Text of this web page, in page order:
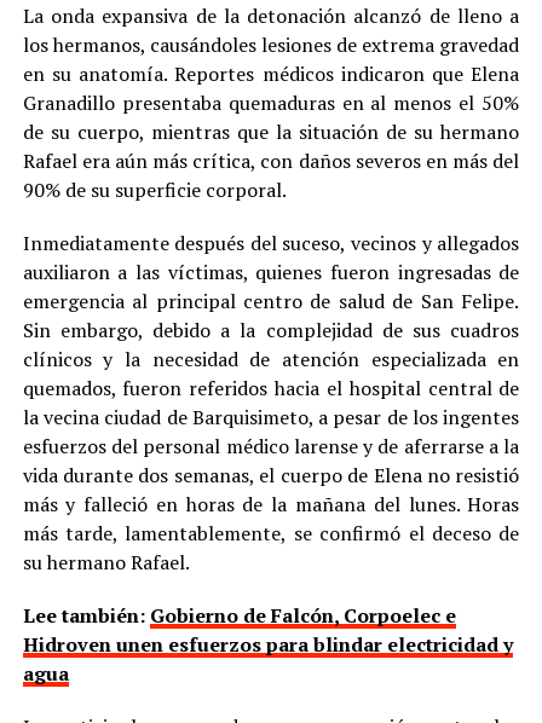
La onda expansiva de la detonación alcanzó de lleno a
los hermanos, causándoles lesiones de extrema gravedad
en su anatomía. Reportes médicos indicaron que Elena
Granadillo presentaba quemaduras en al menos el 50%
de su cuerpo, mientras que la situación de su hermano
Rafael era aún más crítica, con daños severos en más del
90% de su superficie corporal.
Inmediatamente después del suceso, vecinos y allegados
auxiliaron a las víctimas, quienes fueron ingresadas de
emergencia al principal centro de salud de San Felipe.
Sin embargo, debido a la complejidad de sus cuadros
clínicos y la necesidad de atención especializada en
quemados, fueron referidos hacia el hospital central de
la vecina ciudad de Barquisimeto, a pesar de los ingentes
esfuerzos del personal médico larense y de aferrarse a la
vida durante dos semanas, el cuerpo de Elena no resistió
más y falleció en horas de la mañana del lunes. Horas
más tarde, lamentablemente, se confirmó el deceso de
su hermano Rafael.
Lee también: Gobierno de Falcón, Corpoelec e
Hidroven unen esfuerzos para blindar electricidad y
agua